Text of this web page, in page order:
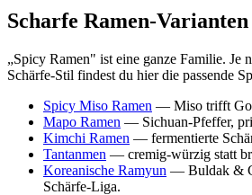
Scharfe Ramen-
„Spicy Ramen" ist eine ganze Familie. Je
Schärfe-Stil findest du hier die passende
Spicy Miso Ramen — Miso trifft
Mapo Ramen — Sichuan-Pfeffer,
Kimchi Ramen — fermentierte
Tantanmen — cremig-würzig statt
Koreanische Ramyun — Buldak &
Schärfe-Liga.